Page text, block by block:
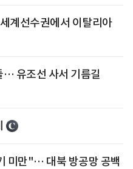
계선수권에서 이탈리아
… 유조선 사서 기름길
미만"… 대북 방공망 공백